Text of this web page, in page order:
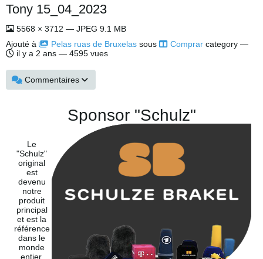
Tony 15_04_2023
5568 × 3712 — JPEG 9.1 MB
Ajouté à
Pelas ruas de Bruxelas sous Comprar category —
il y a 2 ans — 4595 vues
Commentaires
Sponsor "Schulz"
Le
"Schulz"
original
est
devenu
notre
produit
principal
et est la
référence
dans le
monde
entier.